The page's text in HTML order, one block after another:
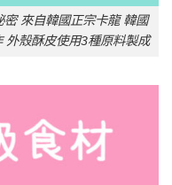
來自韓國正宗卡龍 韓國
外殼酥皮使用3種原料製成